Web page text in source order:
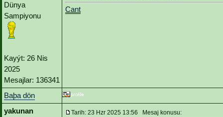
Dünya
Sampiyonu
Kayýt: 26 Nis
2025
Mesajlar: 136341
Cant
Baþa dön
yakunan
Tarih: 23 Hzr 2025 13:56 Mesaj konusu: